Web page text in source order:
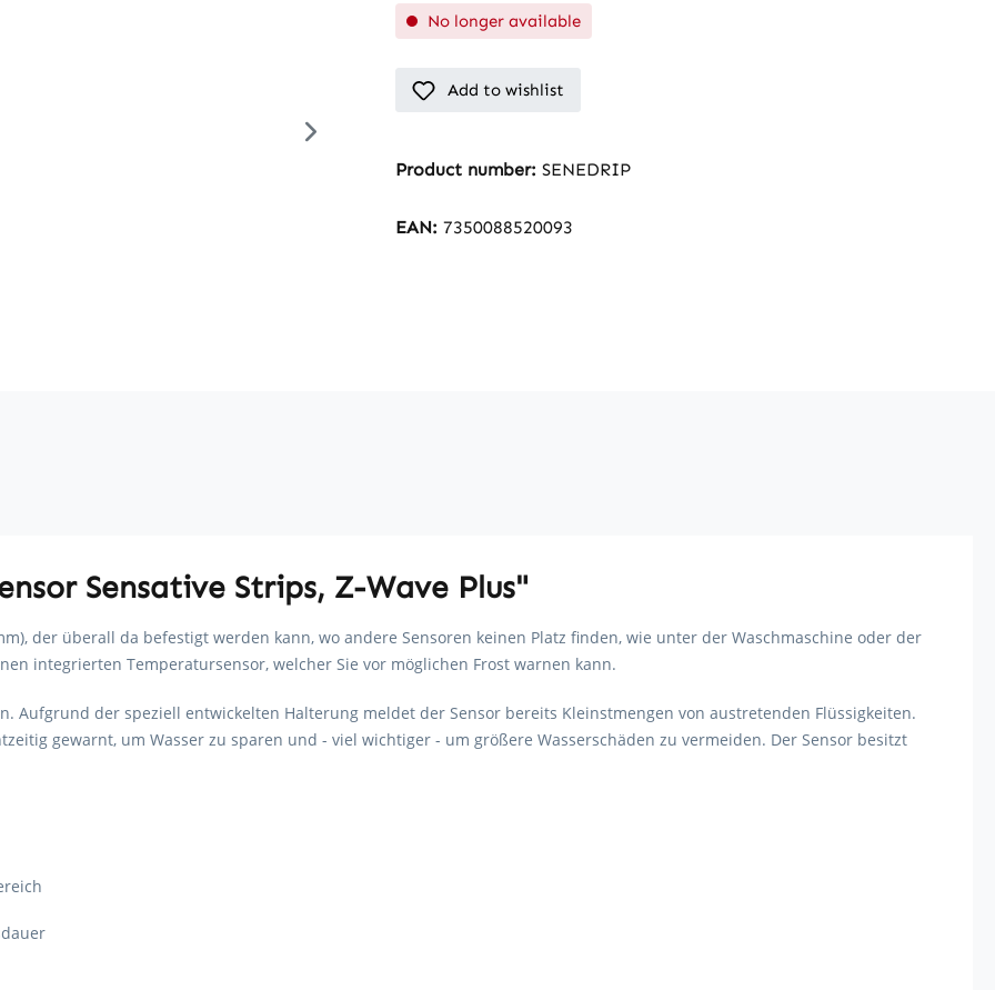
No longer available
Add to wishlist
Product number: SENEDRIP
EAN: 7350088520093
Sensative Strips, Z-Wave Plus"
der überall da befestigt werden kann, wo andere Sensoren keinen Platz finden, wie unter der Waschmaschine oder der
integrierten Temperatursensor, welcher Sie vor möglichen Frost warnen kann.
Aufgrund der speziell entwickelten Halterung meldet der Sensor bereits Kleinstmengen von austretenden Flüssigkeiten.
gewarnt, um Wasser zu sparen und - viel wichtiger - um größere Wasserschäden zu vermeiden. Der Sensor besitzt